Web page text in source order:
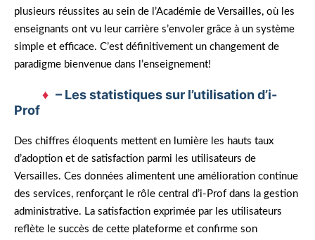
plusieurs réussites au sein de l’Académie de Versailles, où les
enseignants ont vu leur carrière s’envoler grâce à un système
simple et efficace. C’est définitivement un changement de
paradigme bienvenue dans l’enseignement!
– Les statistiques sur l’utilisation d’i-
Prof
Des chiffres éloquents mettent en lumière les hauts taux
d’adoption et de satisfaction parmi les utilisateurs de
Versailles. Ces données alimentent une amélioration continue
des services, renforçant le rôle central d’i-Prof dans la gestion
administrative. La satisfaction exprimée par les utilisateurs
reflète le succès de cette plateforme et confirme son